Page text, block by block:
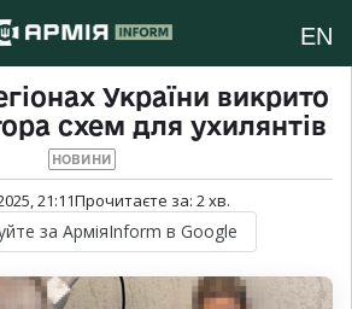
EN
України викрито
схем для ухилянтів
НОВИНИ
21:11Прочитаєте за: 2хв.
за АрміяInform в Google